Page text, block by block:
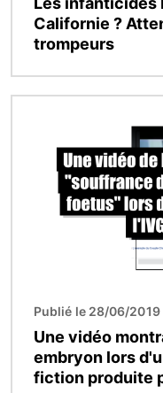
Californie ?
trompeurs
Publié le 28/06/2019
Une vidéo
embryon lors
fiction produite